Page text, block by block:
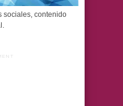
sociales, contenido